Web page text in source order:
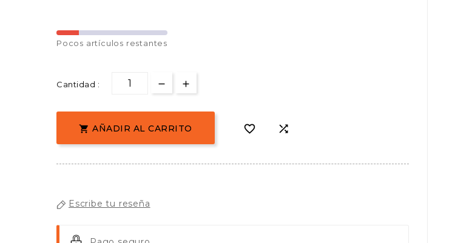
Pocos artículos restantes
Cantidad :
 AÑADIR AL CARRITO  
Escribe tu reseña